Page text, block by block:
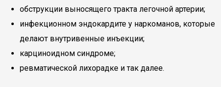
обструкции выносящего тракта легочной артерии;
инфекционном эндокардите у наркоманов, которые
делают внутривенные инъекции;
карциноидном синдроме;
ревматической лихорадке и так далее.